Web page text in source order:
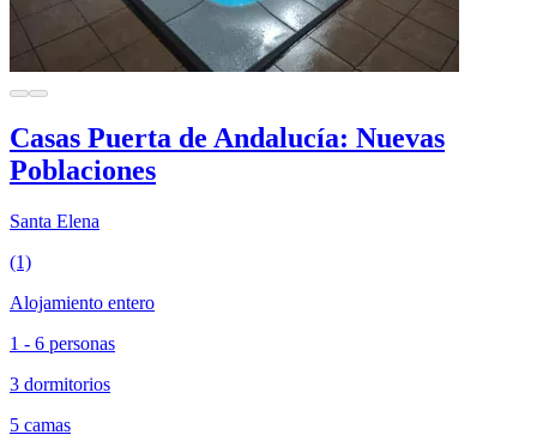
Casas Puerta de Andalucía: Nuevas
Poblaciones
Santa Elena
(1)
Alojamiento entero
1 - 6 personas
3 dormitorios
5 camas